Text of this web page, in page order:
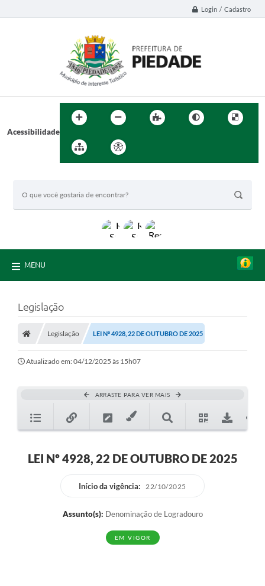
Login / Cadastro
Acessibilidade
MENU
Legislação
Legislação LEI Nº 4928, 22 DE OUTUBRO DE 2025
Atualizado em: 04/12/2025 às 15h07
ARRASTE PARA VER MAIS
LEI Nº 4928, 22 DE OUTUBRO DE 2025
Início da vigência: 22/10/2025
Assunto(s): Denominação de Logradouro
EM VIGOR